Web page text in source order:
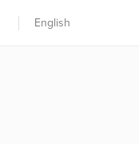
English